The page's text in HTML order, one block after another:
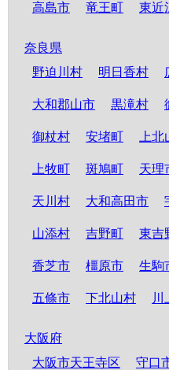
高島市 竜王町 東近
奈良県
野迫川村
明日香村
大和郡山市 黒滝村
御杖村 安堵町 上
上牧町 斑鳩町 天理
天川村 大和高田市
山添村 吉野町 東吉
香芝市 橿原市 生駒
五條市 下北山村 川
大阪府
大阪市天王寺区
守口